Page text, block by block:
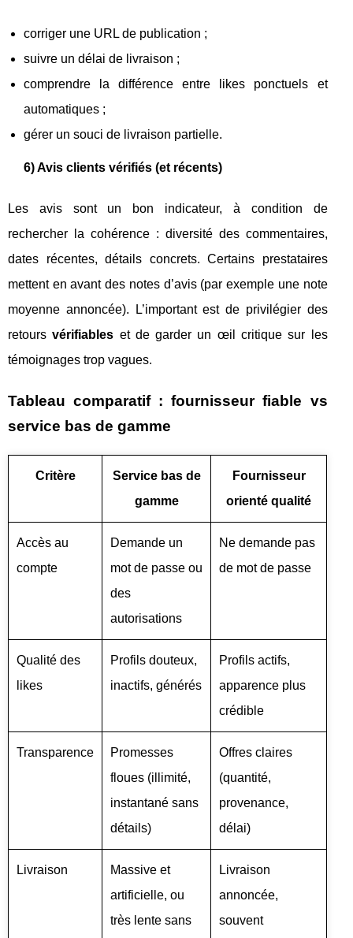
corriger une URL de publication ;
suivre un délai de livraison ;
comprendre la différence entre likes ponctuels et
automatiques ;
gérer un souci de livraison partielle.
6) Avis clients vérifiés (et récents)
Les avis sont un bon indicateur, à condition de
rechercher la cohérence : diversité des commentaires,
dates récentes, détails concrets. Certains prestataires
mettent en avant des notes d’avis (par exemple une note
moyenne annoncée). L’important est de privilégier des
retoursvérifiables et de garder un œil critique sur les
témoignages trop vagues.
Tableau comparatif : fournisseur fiable vs
service bas de gamme
Critère
Service bas de
gamme
Fournisseur
orienté qualité
Accès au
compte
Demande un
mot de passe ou
des
autorisations
Ne demande pas
de mot de passe
Qualité des
likes
Profils douteux,
inactifs, générés
Profils actifs,
apparence plus
crédible
Transparence
Promesses
floues (illimité,
instantané sans
détails)
Offres claires
(quantité,
provenance,
délai)
Livraison
Massive et
artificielle, ou
très lente sans
Livraison
annoncée,
souvent